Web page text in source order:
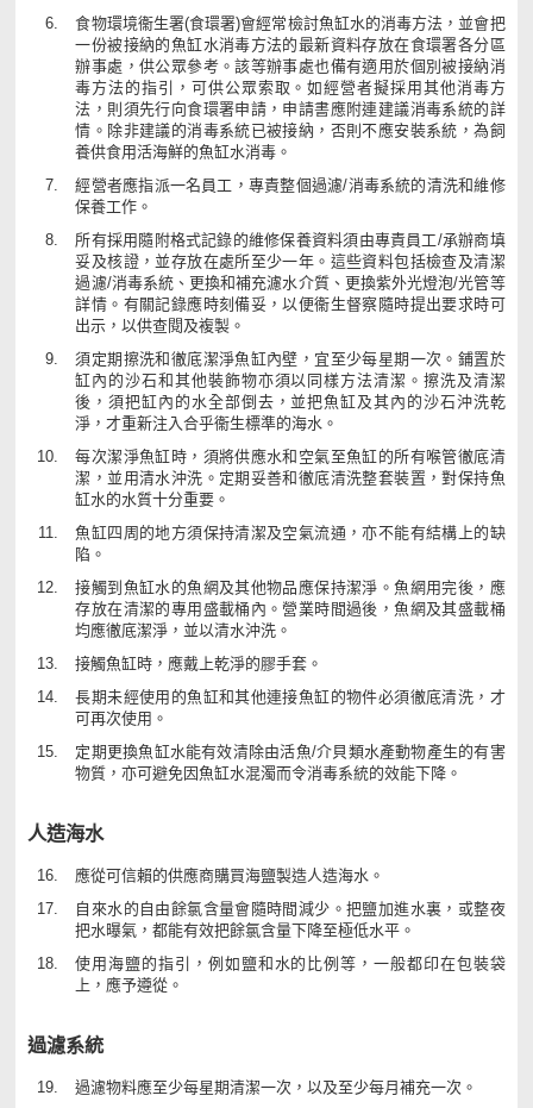
食物環境衞生署(食環署)會經常檢討魚缸水的消毒方法，並會把
一份被接納的魚缸水消毒方法的最新資料存放在食環署各分區
辦事處，供公眾參考。該等辦事處也備有適用於個別被接納消
毒方法的指引，可供公眾索取。如經營者擬採用其他消毒方
法，則須先行向食環署申請，申請書應附連建議消毒系統的詳
情。除非建議的消毒系統已被接納，否則不應安裝系統，為飼
養供食用活海鮮的魚缸水消毒。
經營者應指派一名員工，專責整個過濾/消毒系統的清洗和維修
保養工作。
所有採用隨附格式記錄的維修保養資料須由專責員工/承辦商填
妥及核證，並存放在處所至少一年。這些資料包括檢查及清潔
過濾/消毒系統、更換和補充濾水介質、更換紫外光燈泡/光管等
詳情。有關記錄應時刻備妥，以便衞生督察隨時提出要求時可
出示，以供查閱及複製。
須定期擦洗和徹底潔淨魚缸內壁，宜至少每星期一次。鋪置於
缸內的沙石和其他裝飾物亦須以同樣方法清潔。擦洗及清潔
後，須把缸內的水全部倒去，並把魚缸及其內的沙石沖洗乾
淨，才重新注入合乎衞生標準的海水。
每次潔淨魚缸時，須將供應水和空氣至魚缸的所有喉管徹底清
潔，並用清水沖洗。定期妥善和徹底清洗整套裝置，對保持魚
缸水的水質十分重要。
魚缸四周的地方須保持清潔及空氣流通，亦不能有結構上的缺
陷。
接觸到魚缸水的魚網及其他物品應保持潔淨。魚網用完後，應
存放在清潔的專用盛載桶內。營業時間過後，魚網及其盛載桶
均應徹底潔淨，並以清水沖洗。
接觸魚缸時，應戴上乾淨的膠手套。
長期未經使用的魚缸和其他連接魚缸的物件必須徹底清洗，才
可再次使用。
定期更換魚缸水能有效清除由活魚/介貝類水產動物產生的有害
物質，亦可避免因魚缸水混濁而令消毒系統的效能下降。
人造海水
應從可信賴的供應商購買海鹽製造人造海水。
自來水的自由餘氯含量會隨時間減少。把鹽加進水裏，或整夜
把水曝氣，都能有效把餘氯含量下降至極低水平。
使用海鹽的指引，例如鹽和水的比例等，一般都印在包裝袋
上，應予遵從。
過濾系統
過濾物料應至少每星期清潔一次，以及至少每月補充一次。